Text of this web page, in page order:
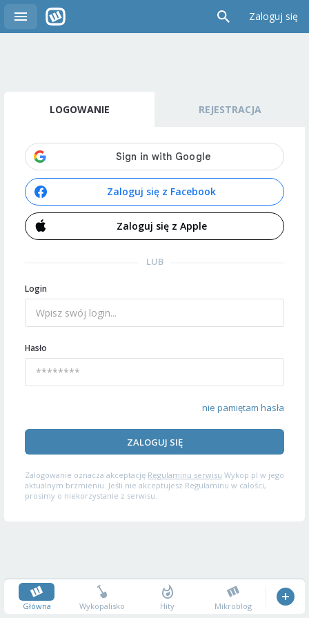
Zaloguj się
LOGOWANIE REJESTRACJA
Zaloguj się z Facebook
Zaloguj się z Apple
LUB
Login
Hasło
nie pamiętam hasła
ZALOGUJ SIĘ
Zalogowanie oznacza akceptację Regulaminu serwisu Wykop.pl w jego
aktualnym brzmieniu. Jeśli nie akceptujesz Regulaminu w całości,
prosimy o niekorzystanie z serwisu.
Główna Wykopalisko Hity Mikroblog